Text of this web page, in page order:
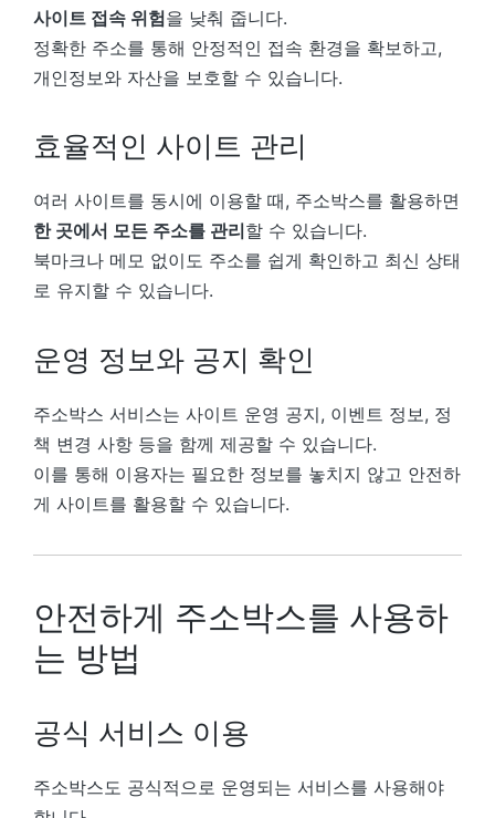
사이트 접속 위험을 낮춰 줍니다.
정확한 주소를 통해 안정적인 접속 환경을 확보하고,
개인정보와 자산을 보호할 수 있습니다.
효율적인 사이트 관리
여러 사이트를 동시에 이용할 때, 주소박스를 활용하면
한 곳에서 모든 주소를 관리할 수 있습니다.
북마크나 메모 없이도 주소를 쉽게 확인하고 최신 상태
로 유지할 수 있습니다.
운영 정보와 공지 확인
주소박스 서비스는 사이트 운영 공지, 이벤트 정보, 정
책 변경 사항 등을 함께 제공할 수 있습니다.
이를 통해 이용자는 필요한 정보를 놓치지 않고 안전하
게 사이트를 활용할 수 있습니다.
안전하게 주소박스를 사용하
는 방법
공식 서비스 이용
주소박스도 공식적으로 운영되는 서비스를 사용해야